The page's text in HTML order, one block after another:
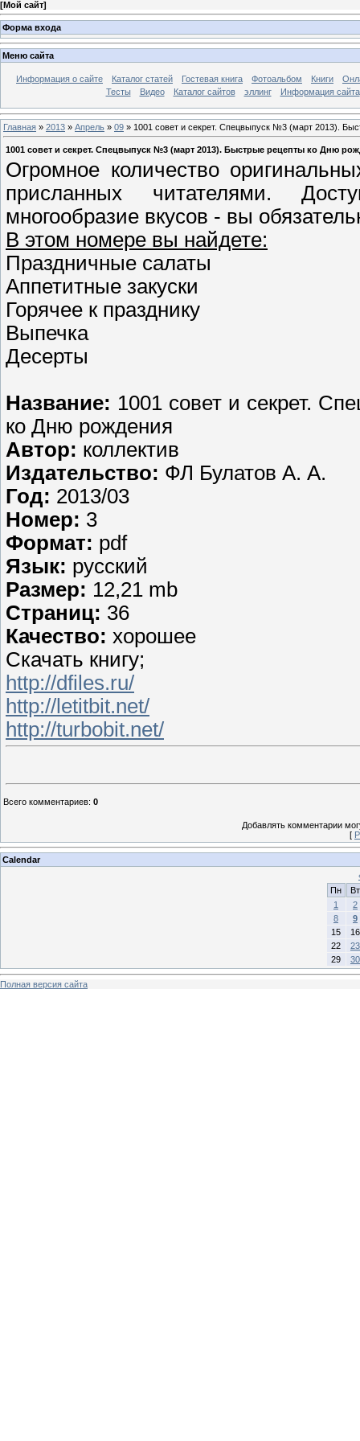
[Мой сайт]
Форма входа
Меню сайта
Информация о сайте Каталог статей Гостевая книга Фотоальбом Книги
Тесты
Видео Каталог сайтов эллинг Информация сайта
Главная » 2013 » Апрель » 09 » 1001 совет и секрет. Спецвыпуск №3 (март 2013).
1001 совет и секрет. Спецвыпуск №3 (март 2013). Быстрые рецепты ко Дню
Огромное количество
присланных читателями.
многообразие вкусов - вы
В этом номере вы найдете:
Праздничные салаты
Аппетитные закуски
Горячее к празднику
Выпечка
Десерты
Название: 1001 совет и секрет.
ко Дню рождения
Автор: коллектив
Издательство: ФЛ Булатов А. А.
Год: 2013/03
Номер: 3
Формат: pdf
Язык: русский
Размер: 12,21 mb
Страниц: 36
Качество: хорошее
Скачать книгу;
http://dfiles.ru/
http://letitbit.net/
http://turbobit.net/
Всего комментариев: 0
Добавлять комментарии
[
Calendar
Пн
Вт
1
2
8
9
15
16
22
23
29
30
Полная версия сайта